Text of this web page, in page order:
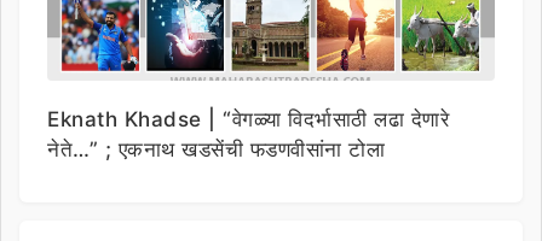
Eknath Khadse | “वेगळ्या विदर्भासाठी लढा देणारे
नेते…” ; एकनाथ खडसेंची फडणवीसांना टोला